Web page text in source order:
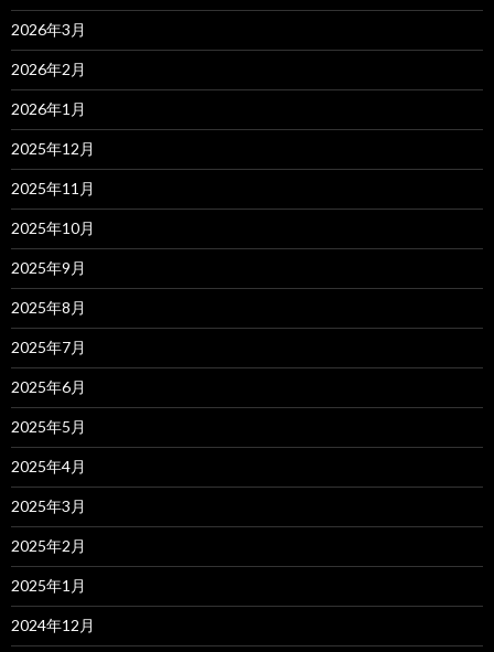
2026年3月
2026年2月
2026年1月
2025年12月
2025年11月
2025年10月
2025年9月
2025年8月
2025年7月
2025年6月
2025年5月
2025年4月
2025年3月
2025年2月
2025年1月
2024年12月